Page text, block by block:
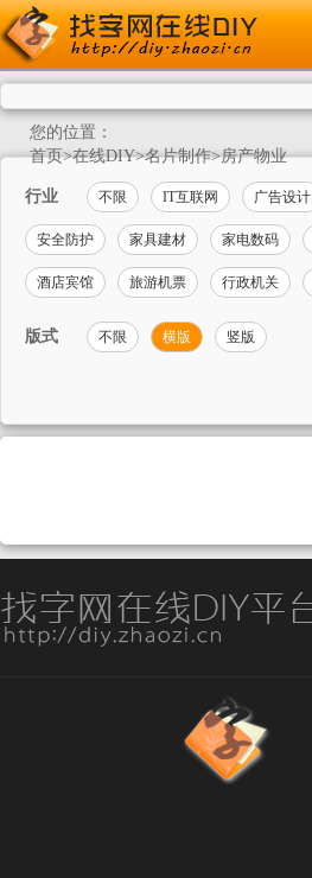
您的位置：
首页>在线DIY>名片制作>房产物业
行业 不限 IT互联网 广告设计
安全防护 家具建材 家电数码
酒店宾馆 旅游机票 行政机关
版式 不限 横版 竖版